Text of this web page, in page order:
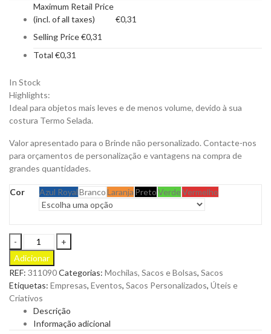
Maximum Retail Price
(incl. of all taxes)
€0,31
Selling Price€0,31
Total €0,31
In Stock
Highlights:
Ideal para objetos mais leves e de menos volume, devido à sua
costura Termo Selada.
Valor apresentado para o Brinde não personalizado. Contacte-nos
para orçamentos de personalização e vantagens na compra de
grandes quantidades.
Cor Azul RoyalBrancoLaranja PretoVerdeVermelho
Saco
Streetbag
em
TNT
80g
Termo
Selado
para
Adicionar
REF: 311090Categorias: Mochilas, Sacos e Bolsas, Sacos
Etiquetas: Empresas, Eventos, Sacos Personalizados, Úteis e
Criativos
Descrição
Informação adicional